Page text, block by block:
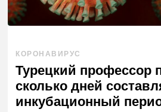
КОРОНАВИРУС
Турецкий профессор
сколько дней
инкубационный